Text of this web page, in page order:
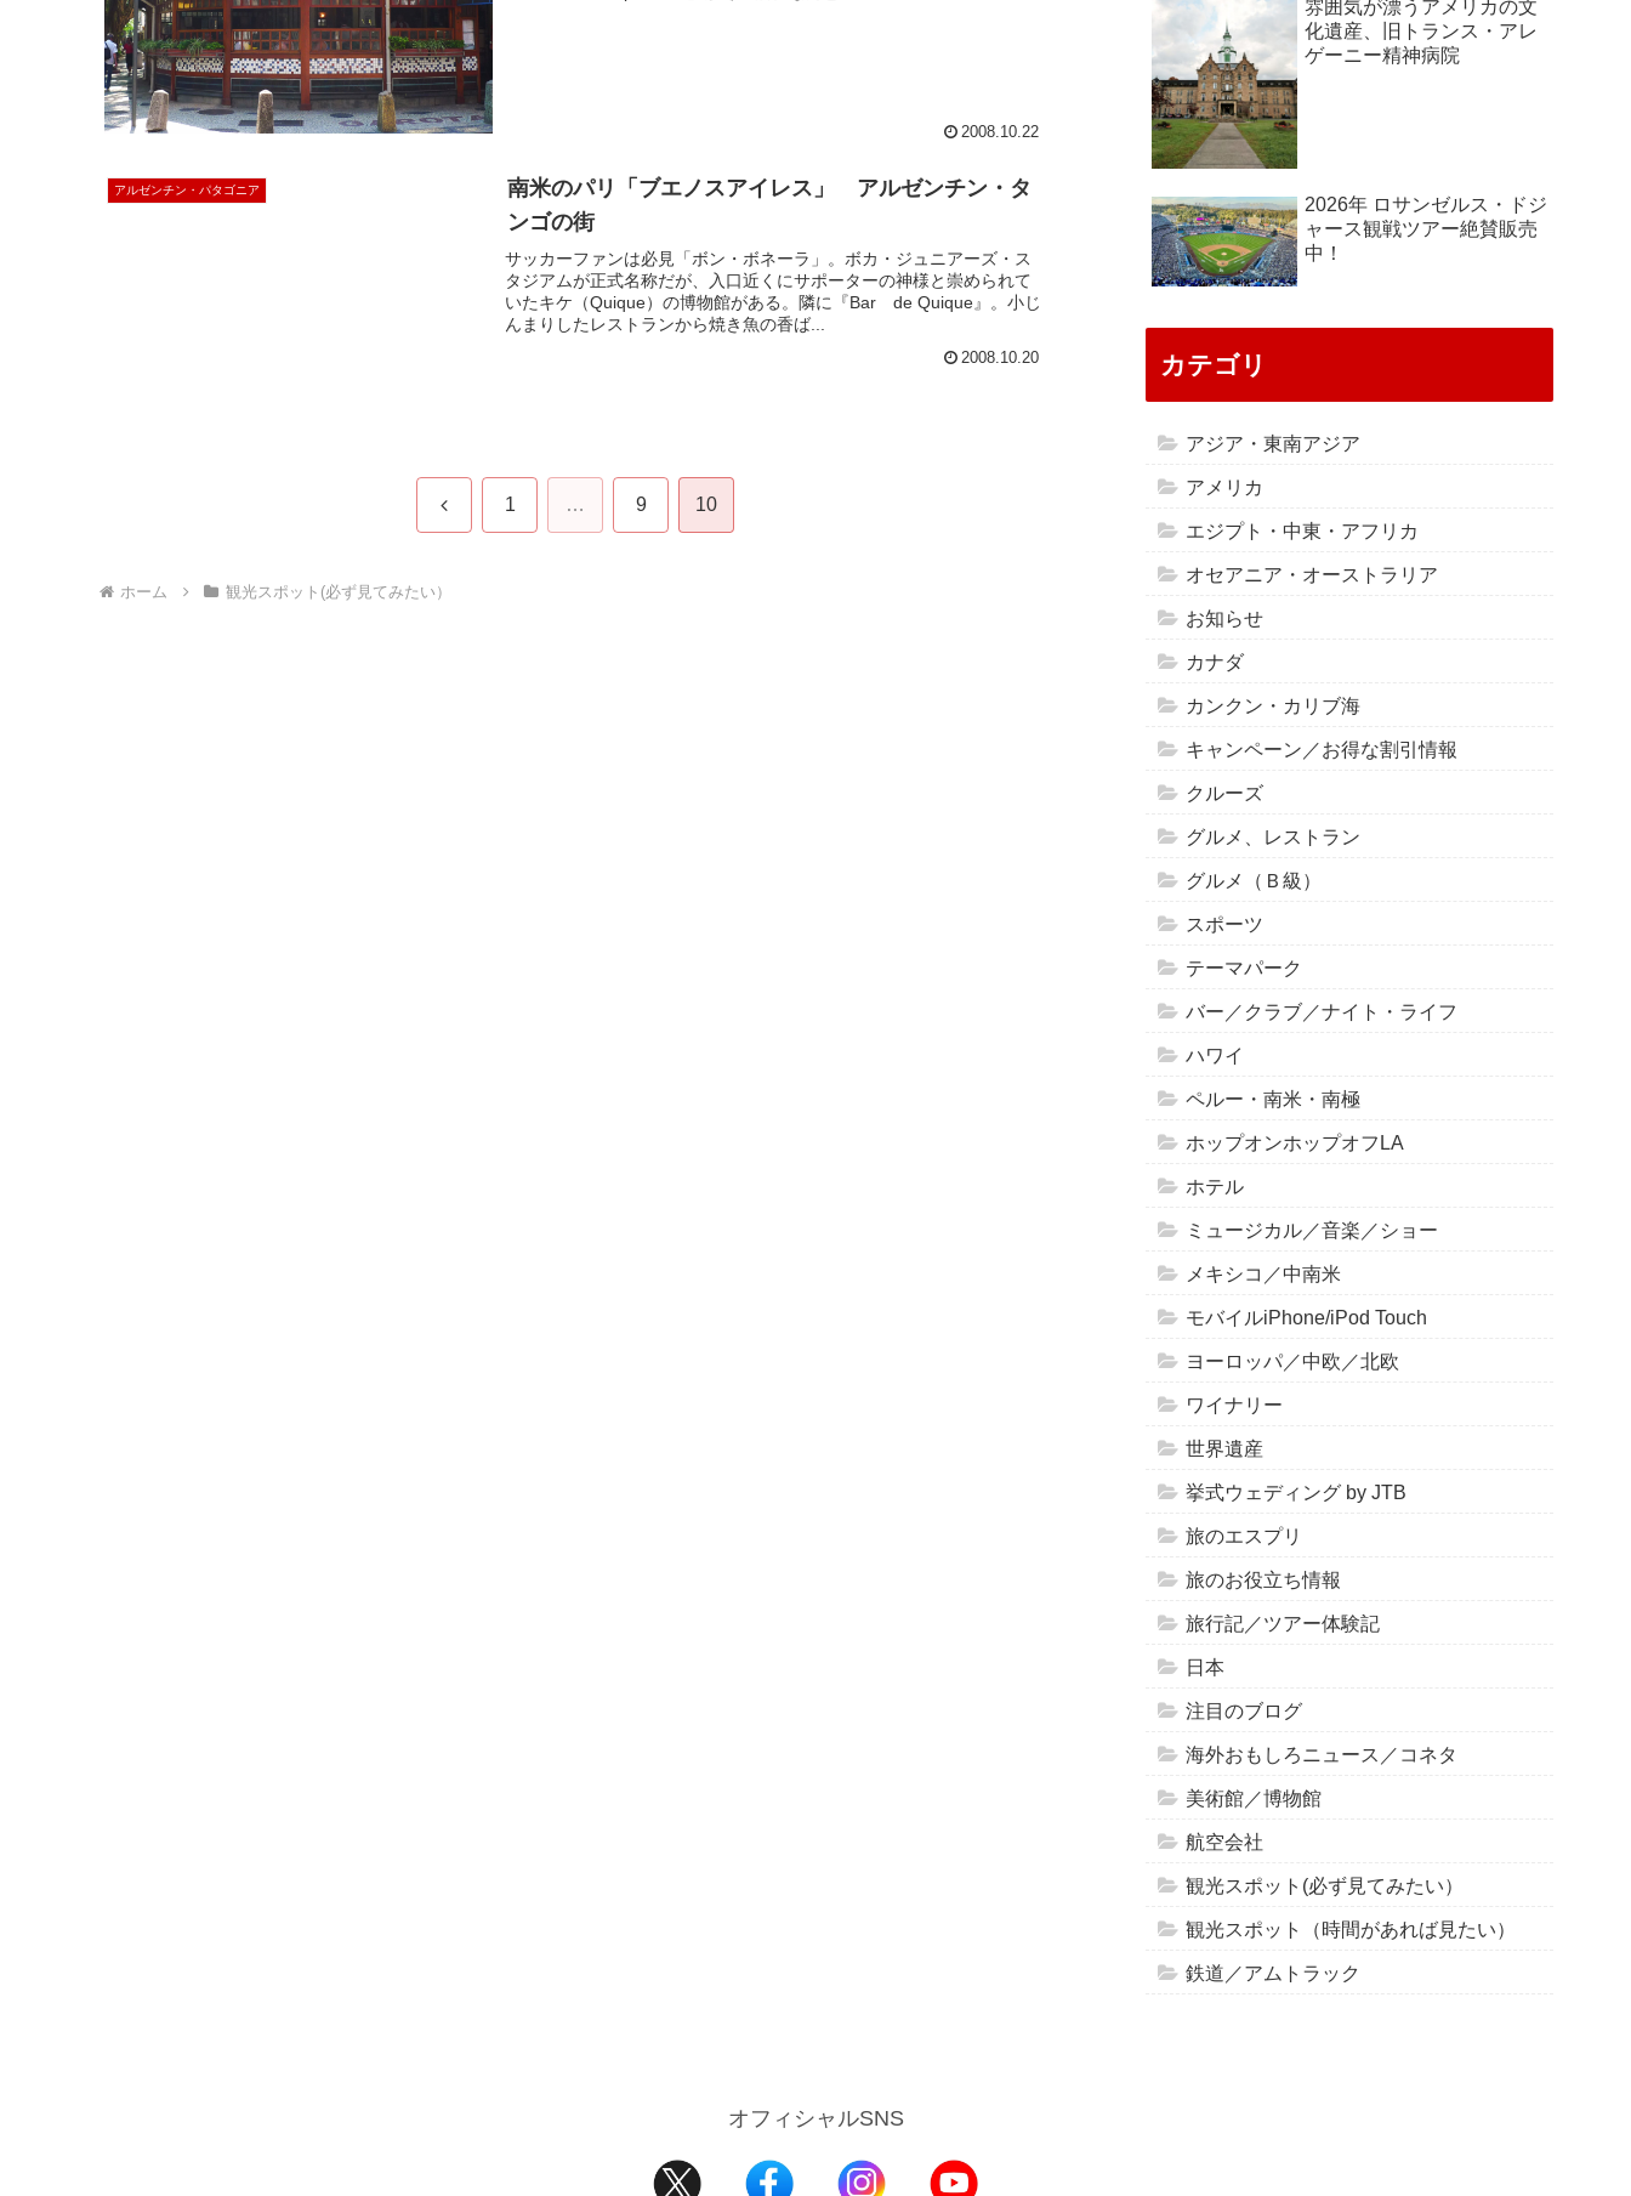
2008.10.22
アルゼンチン・パタゴニア
南米のパリ「ブエノスアイレス」 アルゼンチン・タ
ンゴの街
サッカーファンは必見「ボン・ボネーラ」。ボカ・ジュニアーズ・ス
タジアムが正式名称だが、入口近くにサポーターの神様と崇められて
いたキケ（Quique）の博物館がある。隣に『Bar de Quique』。小じ
んまりしたレストランから焼き魚の香ば...
2008.10.20
前 1 … 9 10
ホーム 観光スポット(必ず見てみたい）
雰囲気が漂うアメリカの文
化遺産、旧トランス・アレ
ゲーニー精神病院
2026年 ロサンゼルス・ドジ
ャース観戦ツアー絶賛販売
中！
カテゴリ
アジア・東南アジア
アメリカ
エジプト・中東・アフリカ
オセアニア・オーストラリア
お知らせ
カナダ
カンクン・カリブ海
キャンペーン／お得な割引情報
クルーズ
グルメ、レストラン
グルメ（Ｂ級）
スポーツ
テーマパーク
バー／クラブ／ナイト・ライフ
ハワイ
ペルー・南米・南極
ホップオンホップオフLA
ホテル
ミュージカル／音楽／ショー
メキシコ／中南米
モバイルiPhone/iPod Touch
ヨーロッパ／中欧／北欧
ワイナリー
世界遺産
挙式ウェディング by JTB
旅のエスプリ
旅のお役立ち情報
旅行記／ツアー体験記
日本
注目のブログ
海外おもしろニュース／コネタ
美術館／博物館
航空会社
観光スポット(必ず見てみたい）
観光スポット（時間があれば見たい）
鉄道／アムトラック
オフィシャルSNS